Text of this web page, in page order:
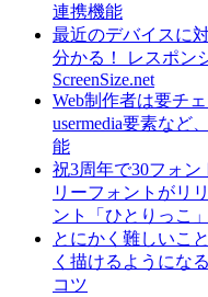
連携機能
最近のデバイスに
分かる！ レスポン
ScreenSize.net
Web制作者は要チ
usermedia要素など
能
祝3周年で30フォン
リーフォントがリ
ント「ひとりっこ」
とにかく難しいこ
く描けるようにな
コツ